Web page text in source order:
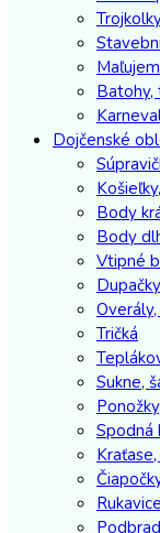
Batohy,
Dojčenské
Body
Body
Vtipné
Tričká
Sukne,
Spodná
Rukavice